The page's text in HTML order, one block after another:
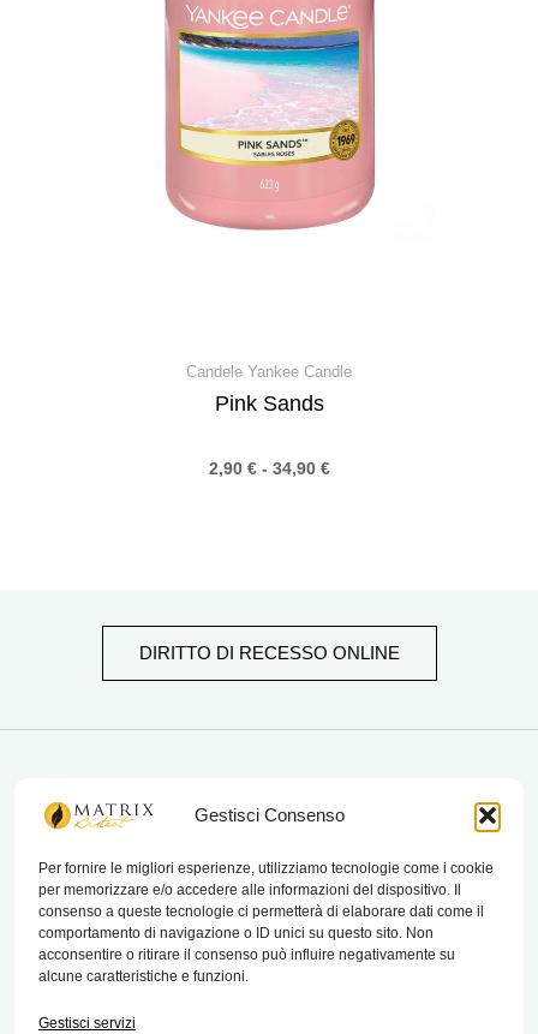
Gestisci Consenso
Per fornire le migliori esperienze, utilizziamo tecnologie come i cookie
per memorizzare e/o accedere alle informazioni del dispositivo. Il
consenso a queste tecnologie ci permetterà di elaborare dati come il
comportamento di navigazione o ID unici su questo sito. Non
acconsentire o ritirare il consenso può influire negativamente su
alcune caratteristiche e funzioni.
Gestisci servizi
Candele Yankee Candle
Pink Sands
2,90 € - 34,90 €
DIRITTO DI RECESSO ONLINE
matrix bistrot
Chi Siamo
Contatti
Termini e condizioni di vendita e reso